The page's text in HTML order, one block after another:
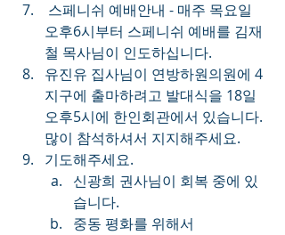
오후6시부터 스페니쉬 예배를 김재
철 목사님이 인도하십니다.
유진유 집사님이 연방하원의원에 4
지구에 출마하려고 발대식을 18일
오후5시에 한인회관에서 있습니다.
많이 참석하셔서 지지해주세요.
기도해주세요.
신광희 권사님이 회복 중에 있
습니다.
중동 평화를 위해서